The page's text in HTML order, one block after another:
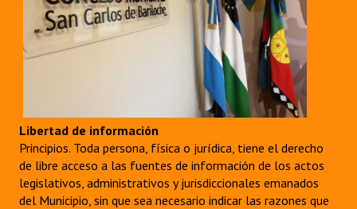
Libertad de información
Principios. Toda persona, física o jurídica, tiene el derecho
de libre acceso a las fuentes de información de los actos
legislativos, administrativos y jurisdiccionales emanados
del Municipio, sin que sea necesario indicar las razones que